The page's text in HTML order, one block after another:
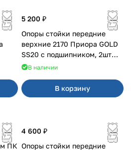
5 200 ₽
Опоры стойки передние
верхние 2170 Приора GOLD
SS20 с подшипником, 2шт
10116
В наличии
В корзину
ПК
4 600 ₽
Опоры стойки передние